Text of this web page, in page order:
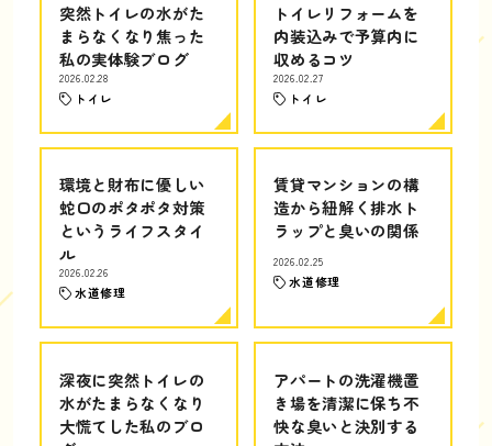
突然トイレの水がた
まらなくなり焦った
私の実体験ブログ
2026.02.28
トイレ
トイレリフォームを
内装込みで予算内に
収めるコツ
2026.02.27
トイレ
環境と財布に優しい
蛇口のポタポタ対策
というライフスタイ
ル
2026.02.26
水道修理
賃貸マンションの構
造から紐解く排水ト
ラップと臭いの関係
2026.02.25
水道修理
深夜に突然トイレの
水がたまらなくなり
大慌てした私のブロ
アパートの洗濯機置
き場を清潔に保ち不
快な臭いと決別する